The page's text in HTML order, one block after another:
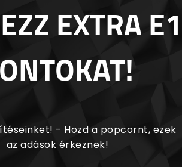
EXTRA E1
- Hozd a popcornt, ezek
az adások érkeznek!